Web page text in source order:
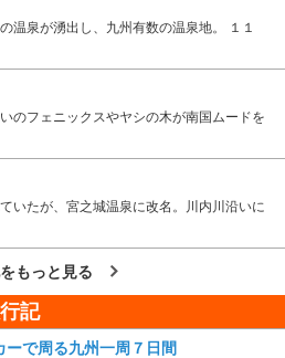
温泉が湧出し、九州有数の温泉地。 １１
のフェニックスやヤシの木が南国ムードを
いたが、宮之城温泉に改名。川内川沿いに
もっと見る
記
ーで周る九州一周７日間